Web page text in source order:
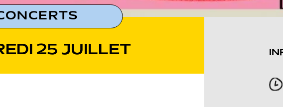
25 JUILLET